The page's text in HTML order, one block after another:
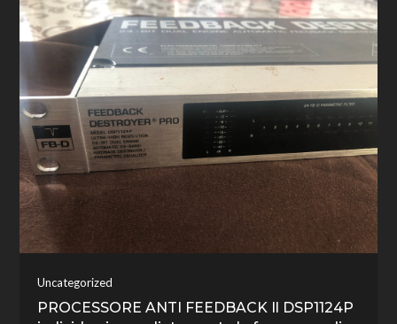
Uncategorized
PROCESSORE ANTI FEEDBACK Il DSP1124P